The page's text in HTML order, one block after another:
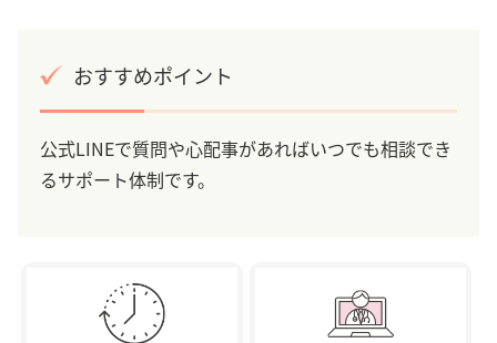
おすすめポイント
公式LINEで質問や心配事があればいつでも相談でき
るサポート体制です。